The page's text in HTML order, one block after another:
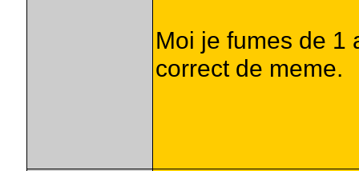
Moi je fumes de 1
correct de meme.